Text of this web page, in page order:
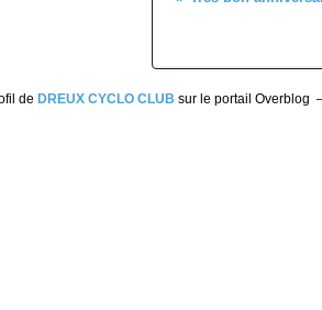
de DREUX CYCLO CLUB sur le portail Overblog